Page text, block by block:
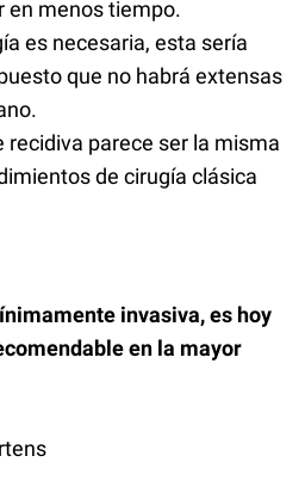
en menos tiempo.
es necesaria, esta sería
que no habrá extensas
recidiva parece ser la misma
de cirugía clásica
invasiva, es hoy
en la mayor